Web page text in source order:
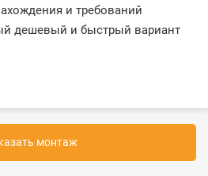
и требований
дешевый и быстрый вариант
монтаж